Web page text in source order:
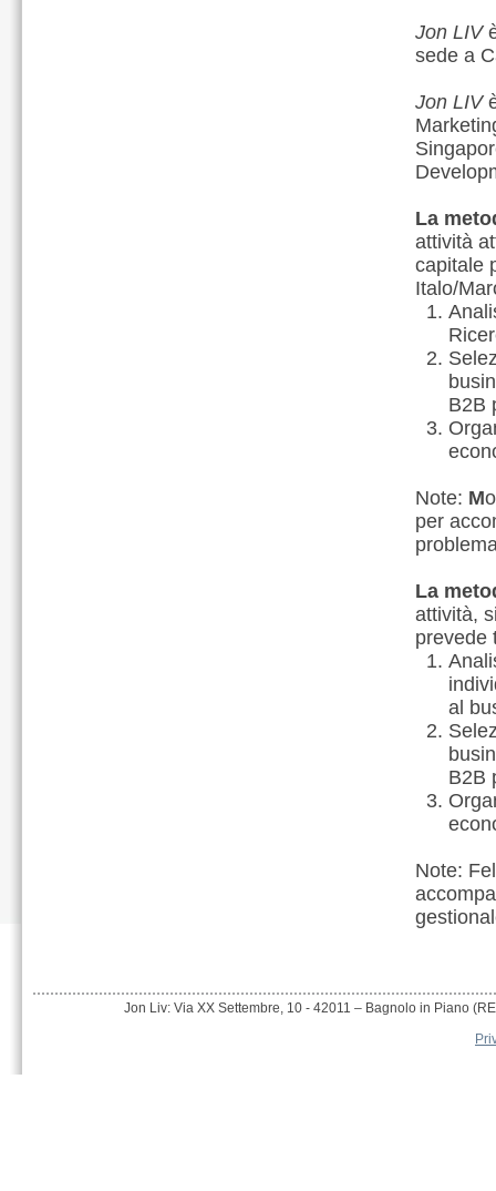
Jon LIV
sede a
Jon LIV
La
attività
capitale
Italo/
B2B
Note: M
per
La
attività,
prevede
al
B2B
Note:
Jon Liv: Via XX Settembre, 10 - 42011 – Bagnolo in Piano